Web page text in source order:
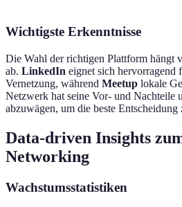
Wichtigste Erkenntnisse
Die Wahl der richtigen Plattform hängt
ab. LinkedIn eignet sich hervorragend
Vernetzung, während Meetup lokale
Netzwerk hat seine Vor- und Nachteile
abzuwägen, um die beste Entscheidung
Data-driven Insights
Networking
Wachstumsstatistiken